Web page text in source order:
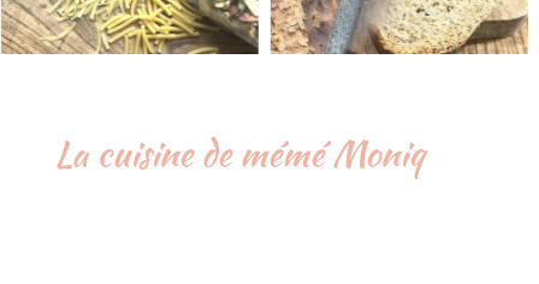
La cuisine de mémé Moniq